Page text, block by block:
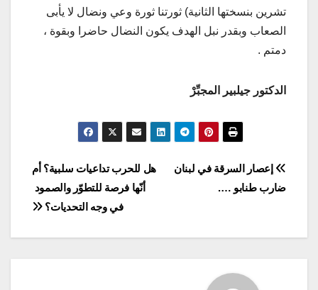
تشرين بنسختها الثانية) ثورتنا ثورة وعي ونضال لا يأبى
الصعاب وبقدر نبل الهدف يكون النضال حاضرا وبقوة ،
دمتم .
الدكتور جيلبير المجبِّرْ
Post
navigation
هل للحرب تداعيات سلبية؟ أم
أنّها فرصة للتطوّر والصمود
في وجه التحديات؟
إعصار السرقة في لبنان
ضارب طنابو ….